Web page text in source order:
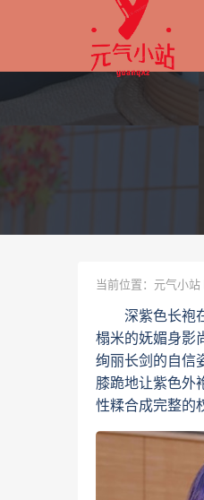
当前位置： 元气小站
深紫色长袍在
榻米的妩媚身影
绚丽长剑的自信
膝跪地让紫色外
性糅合成完整的